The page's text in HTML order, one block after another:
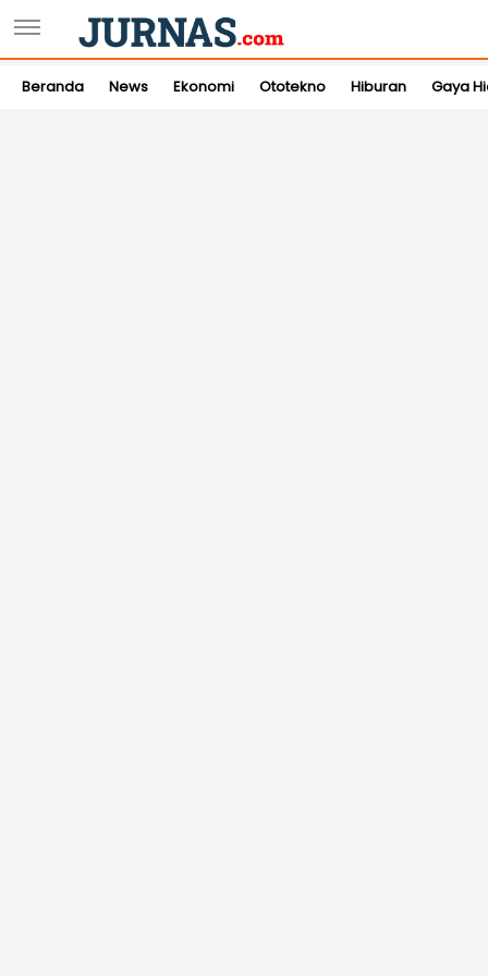
Beranda News Ekonomi Ototekno Hiburan Gaya